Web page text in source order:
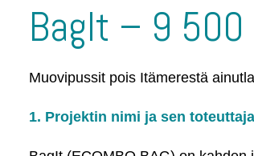
BagIt – 9
Muovipussit pois Itämerestä
1. Projektin nimi ja sen toteuttaja